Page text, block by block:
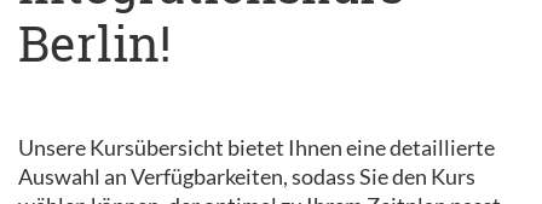
Berlin!
Unsere Kursübersicht bietet Ihnen eine detaillierte
Auswahl an Verfügbarkeiten, sodass Sie den Kurs